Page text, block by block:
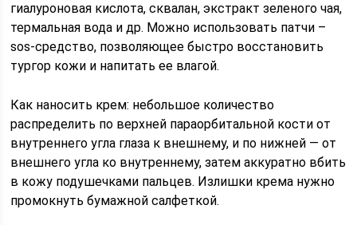
гиалуроновая кислота, сквалан, экстракт зеленого чая,
термальная вода и др. Можно использовать патчи –
sos-средство, позволяющее быстро восстановить
тургор кожи и напитать ее влагой.
Как наносить крем: небольшое количество
распределить по верхней параорбитальной кости от
внутреннего угла глаза к внешнему, и по нижней — от
внешнего угла ко внутреннему, затем аккуратно вбить
в кожу подушечками пальцев. Излишки крема нужно
промокнуть бумажной салфеткой.